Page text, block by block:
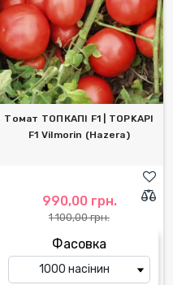
Томат ТОПКАПІ F1 | TOPKAPI
F1 Vilmorin (Hazera)
990,00 грн.
1 100,00 грн.
Фасовка